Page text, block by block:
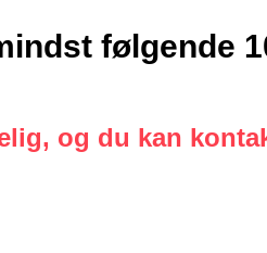
følgende
og du kan